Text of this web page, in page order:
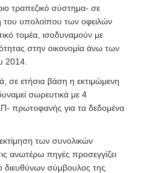
τραπεζικό σύστημα- σε
υπολοίπου των οφειλών
τομέα, ισοδυναμούν με
στην οικονομία άνω των
2014.
σε ετήσια βάση η εκτιμώμενη
σωρευτικά με 4
πρωτοφανής για τα δεδομένα
των συνολικών
ανωτέρω πηγές προσεγγίζει
διευθύνων σύμβουλος της